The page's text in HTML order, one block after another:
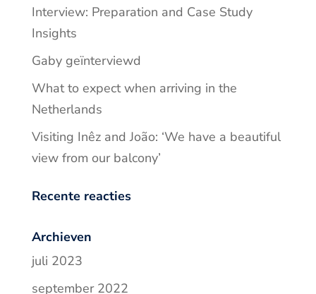
Interview: Preparation and Case Study
Insights
Gaby geïnterviewd
What to expect when arriving in the
Netherlands
Visiting Inêz and João: ‘We have a beautiful
view from our balcony’
Recente reacties
Archieven
juli 2023
september 2022